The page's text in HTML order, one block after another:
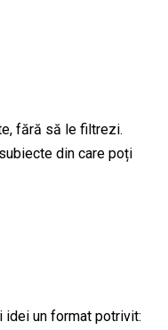
fără să le filtrezi.
din care poți
idei un format potrivit: